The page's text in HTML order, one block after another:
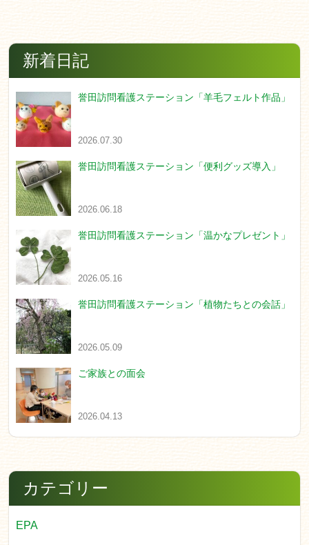
新着日記
誉田訪問看護ステーション「羊毛フェルト作品」
2026.07.30
誉田訪問看護ステーション「便利グッズ導入」
2026.06.18
誉田訪問看護ステーション「温かなプレゼント」
2026.05.16
誉田訪問看護ステーション「植物たちとの会話」
2026.05.09
ご家族との面会
2026.04.13
カテゴリー
EPA